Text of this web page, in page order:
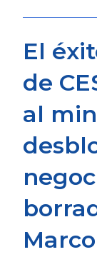
El
de
al
Marco